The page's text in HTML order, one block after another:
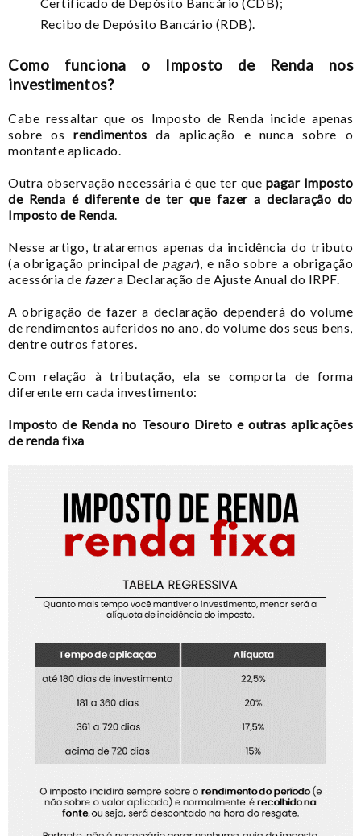
Recibo de Depósito Bancário (RDB).
Como funciona o Imposto de Renda nos
investimentos?
Cabe ressaltar que os Imposto de Renda incide apenas
sobre osrendimentos da aplicação e nunca sobre o
montante aplicado.
Outra observação necessária é que ter que pagar Imposto
de Renda é diferente de ter que fazer a declaração do
Imposto de Renda.
Nesse artigo, trataremos apenas da incidência do tributo
(a obrigação principal de pagar), e não sobre a obrigação
acessória de fazera Declaração de Ajuste Anual do IRPF.
A obrigação de fazer a declaração dependerá do volume
de rendimentos auferidos no ano, do volume dos seus bens,
dentre outros fatores.
Com relação à tributação, ela se comporta de forma
diferente em cada investimento:
Imposto de Renda no Tesouro Direto e outras aplicações
de renda fixa